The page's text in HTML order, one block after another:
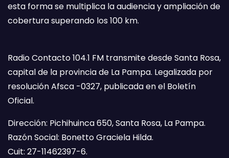
esta forma se multiplica la audiencia y ampliación de
cobertura superando los 100 km.
Radio Contacto 104.1 FM transmite desde Santa Rosa,
capital de la provincia de La Pampa. Legalizada por
resolución Afsca -0327, publicada en el Boletín
Oficial.
Dirección: Pichihuinca 650, Santa Rosa, La Pampa.
Razón Social: Bonetto Graciela Hilda.
Cuit: 27-11462397-6.